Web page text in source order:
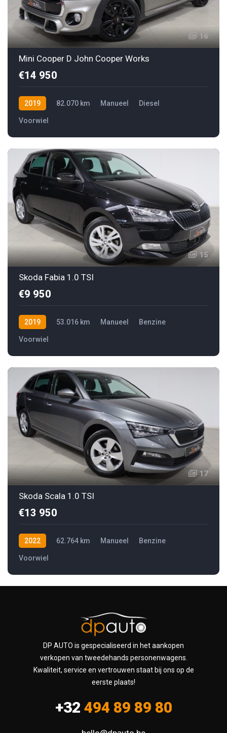
16
Mini Cooper D John Cooper Works
€14 950
2019 82.070 km Manueel Diesel
Voorwiel
15
Skoda Fabia 1.0 TSI
€9 950
2019 53.016 km Manueel Benzine
Voorwiel
17
Skoda Scala 1.0 TSI
€13 950
2022 62.764 km Manueel Benzine
Voorwiel
DP AUTO is gespecialiseerd in het aankopen
verkopen van tweedehands personenwagens.
Kwaliteit, service en vertrouwen staat bij ons op de
eerste plaats!
+32 494 89 89 80